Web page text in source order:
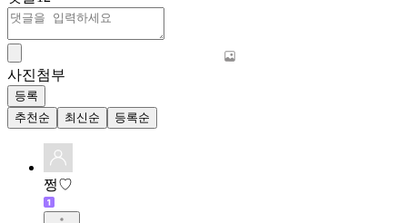
사진첨부
등록
추천순
최신순 등록순
쩡♡